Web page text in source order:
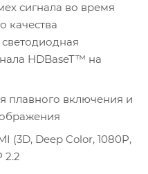
сигнала во время
качества
HDBaseT™ на
плавного включения и
(3D, Deep Color, 1080P,
2.2